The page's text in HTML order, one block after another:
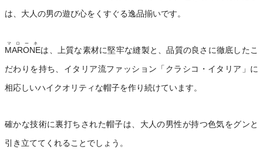
は、大人の男の遊び心をくすぐる逸品揃いです。
MARONE
マローネ
は、上質な素材に堅牢な縫製と、品質の良さに徹底したこ
だわりを持ち、イタリア流ファッション「クラシコ・イタリア」に
相応しいハイクオリティな帽子を作り続けています。
確かな技術に裏打ちされた帽子は、大人の男性が持つ色気をグンと
引き立ててくれることでしょう。